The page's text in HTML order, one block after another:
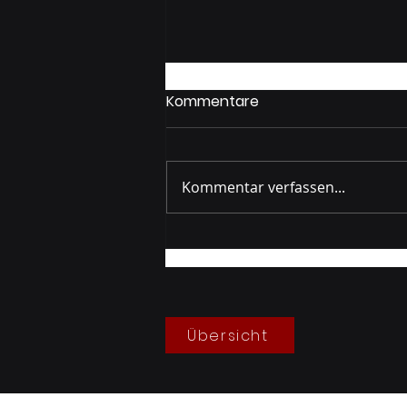
Gruppenprobe Waibl
10/2023
Kommentare
Kommentar verfassen...
Übersicht